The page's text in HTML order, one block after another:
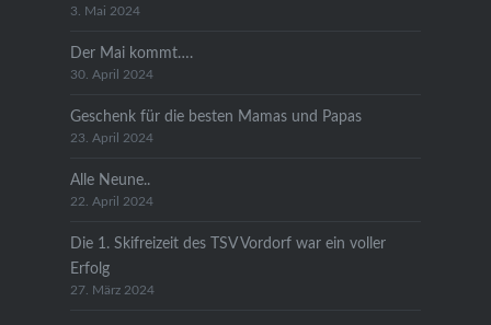
3. Mai 2024
Der Mai kommt….
30. April 2024
Geschenk für die besten Mamas und Papas
23. April 2024
Alle Neune..
22. April 2024
Die 1. Skifreizeit des TSV Vordorf war ein voller
Erfolg
27. März 2024